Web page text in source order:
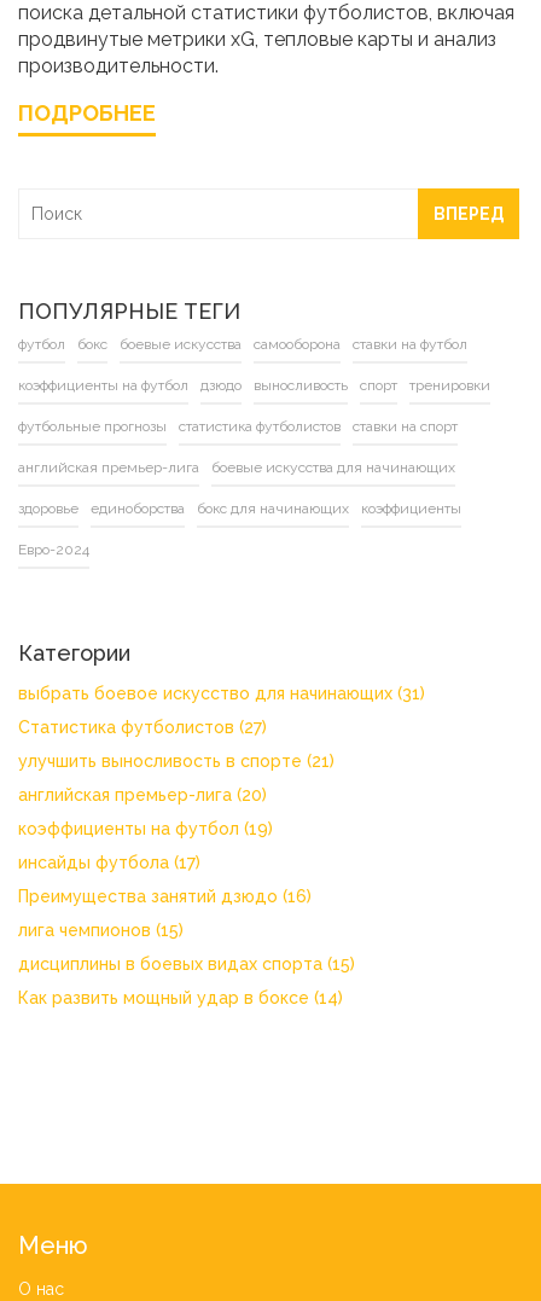
поиска детальной статистики футболистов, включая
продвинутые метрики xG, тепловые карты и анализ
производительности.
ПОДРОБНЕЕ
ВПЕРЕД
ПОПУЛЯРНЫЕ ТЕГИ
футбол бокс боевые искусства самооборона ставки на футбол
коэффициенты на футбол дзюдо выносливость спорт тренировки
футбольные прогнозы статистика футболистов ставки на спорт
английская премьер-лига боевые искусства для начинающих
здоровье единоборства бокс для начинающих коэффициенты
Евро-2024
Категории
выбрать боевое искусство для начинающих (31)
Статистика футболистов (27)
улучшить выносливость в спорте (21)
английская премьер-лига (20)
коэффициенты на футбол (19)
инсайды футбола (17)
Преимущества занятий дзюдо (16)
лига чемпионов (15)
дисциплины в боевых видах спорта (15)
Как развить мощный удар в боксе (14)
Меню
О нас